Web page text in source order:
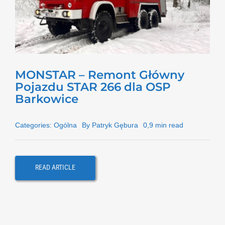
KONTAKT
MONSTAR – Remont Główny
Pojazdu STAR 266 dla OSP
Barkowice
Categories: Ogólna By Patryk Gębura 0,9 min read
READ ARTICLE